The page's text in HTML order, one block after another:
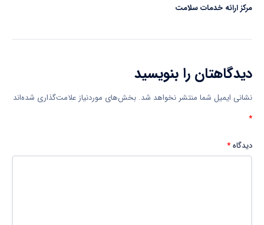
مرکز ارائه خدمات سلامت
دیدگاهتان را بنویسید
نشانی ایمیل شما منتشر نخواهد شد. بخش‌های موردنیاز علامت‌گذاری شده‌اند
*
دیدگاه*